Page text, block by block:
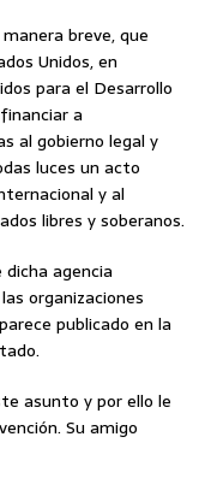
breve, que
Unidos, en
para el Desarrollo
a
al gobierno legal y
luces un acto
y al
libres y soberanos.
dicha agencia
organizaciones
publicado en la
asunto y por ello le
Su amigo